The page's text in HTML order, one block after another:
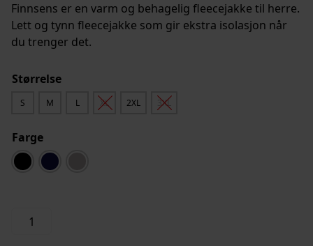
Finnsens er en varm og behagelig fleecejakke til herre.
Lett og tynn fleecejakke som gir ekstra isolasjon når
du trenger det.
Størrelse
S M L XL 2XL 3XL
Farge
Finnsnes